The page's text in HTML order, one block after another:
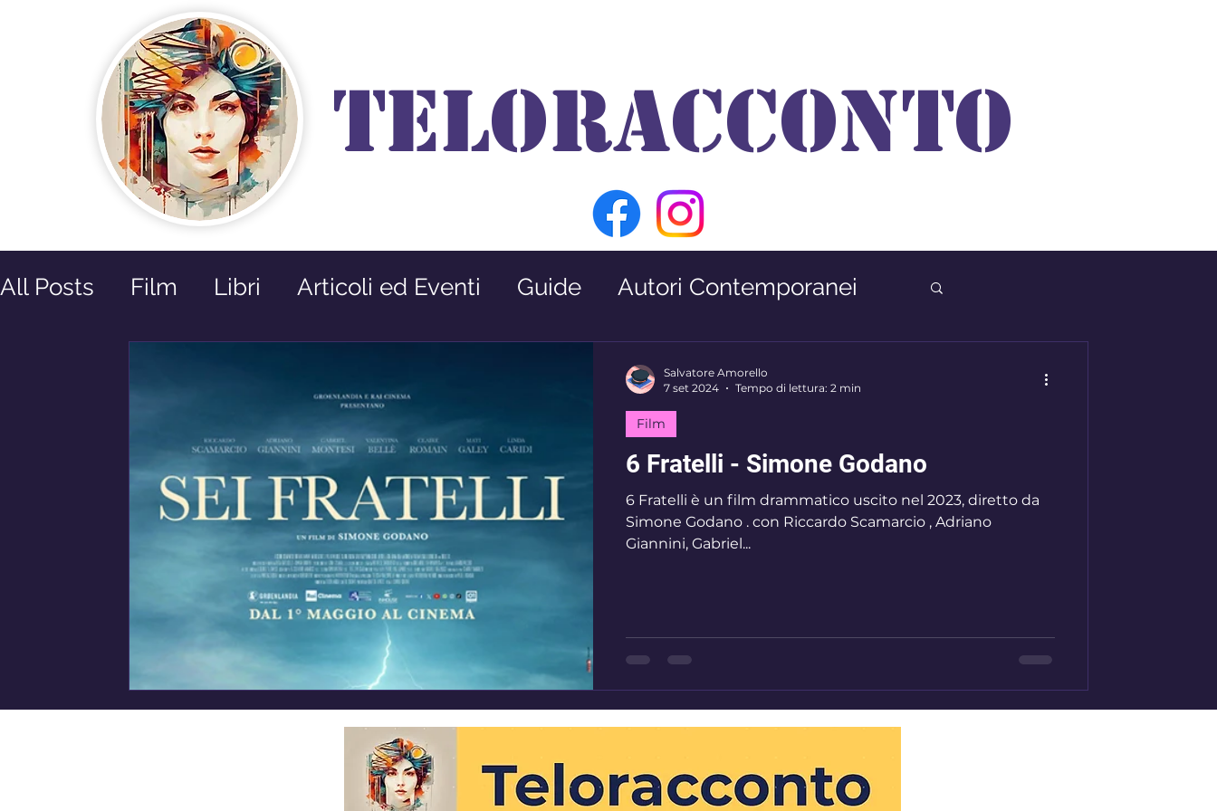
TELORACCONTO
All Posts Film Libri Articoli ed Eventi Guide Autori Contemporanei
Interviste
6 Fratelli - Simone Godano
6 Fratelli è un film drammatico uscito nel 2023, diretto da
Simone Godano . con Riccardo Scamarcio , Adriano
Giannini, Gabriel...
Film
Salvatore Amorello
7 set 2024
Tempo di lettura: 2 min